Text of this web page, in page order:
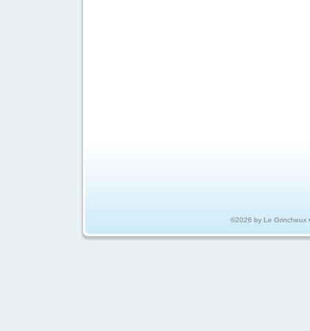
©2026 by Le Grincheux